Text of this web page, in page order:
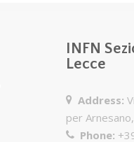
INFN
Lecce
Address:
per
Phone: